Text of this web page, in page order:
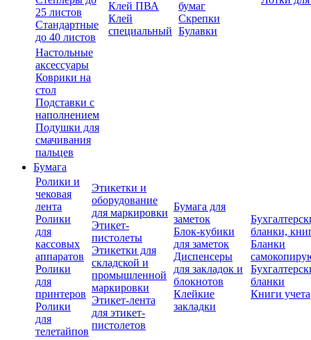
25 листов
Стандартные
до 40 листов
Клей ПВА
Клей
специальный
бумаг
Скрепки
Булавки
Настольные
аксессуары
Коврики на
стол
Подставки с
наполнением
Подушки для
смачивания
пальцев
Бумага
Ролики и
чековая
лента
Ролики
для
кассовых
аппаратов
Ролики
для
принтеров
Ролики
для
телетайпов
Этикетки и
оборудование
для маркировки
Этикет-
пистолеты
Этикетки для
складской и
промышленной
маркировки
Этикет-лента
для этикет-
пистолетов
Бумага для
заметок
Блок-кубики
для заметок
Диспенсеры
для закладок и
блокнотов
Клейкие
закладки
бланки,
Бланки
бланки
Книги учета